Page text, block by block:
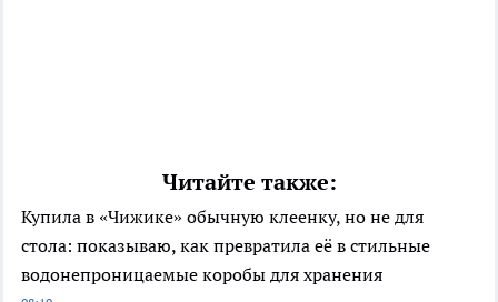
Читайте также:
Купила в «Чижике» обычную клеенку, но не для
стола: показываю, как превратила её в стильные
водонепроницаемые коробы для хранения